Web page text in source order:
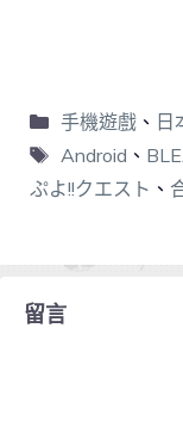
手機遊戲、 日
Android 、
ぷよ!!クエスト 、
留言